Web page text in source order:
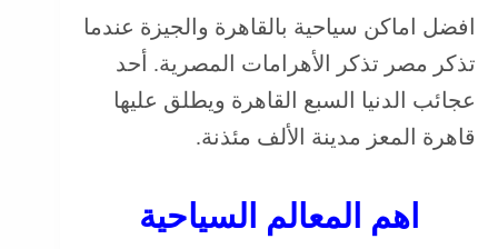
افضل اماكن سياحية بالقاهرة والجيزة عندما
تذكر مصر تذكر الأهرامات المصرية. أحد
عجائب الدنيا السبع القاهرة ويطلق عليها
قاهرة المعز مدينة الألف مئذنة.
اهم المعالم السياحية